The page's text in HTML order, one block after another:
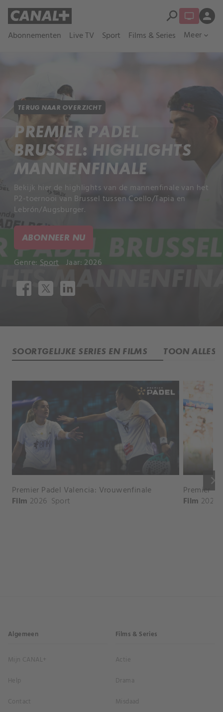
Abonnementen Live TV Sport Films & Series Meer expand_more
search person
TERUG NAAR OVERZICHT
PREMIER PADEL
BRUSSEL: HIGHLIGHTS
MANNENFINALE
Bekijk hier de highlights van de mannenfinale van het
P2-toernooi van Brussel tussen Coello/Tapia en
Lebrón/Augsburger.
ABONNEER NU
Genre: Sport Jaar: 2026
SOORTGELIJKE SERIES EN FILMS TOON ALLES
keyboard_arrow_right
Premier Padel Valencia: Vrouwenfinale
Film 2026 Sport
Premier
Film 2026
Algemeen
Mijn CANAL+
Help
Contact
Films & Series
Actie
Drama
Misdaad